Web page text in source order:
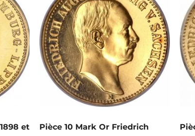
et
Pièce 10 Mark Or Friedrich